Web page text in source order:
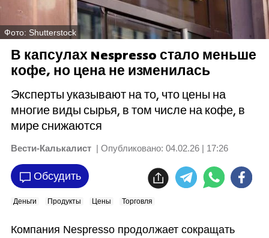
Фото: Shutterstock
В капсулах Nespresso стало меньше
кофе, но цена не изменилась
Эксперты указывают на то, что цены на
многие виды сырья, в том числе на кофе, в
мире снижаются
Вести-Калькалист | Опубликовано: 04.02.26 | 17:26
Обсудить
Деньги Продукты Цены Торговля
Компания Nespresso продолжает сокращать